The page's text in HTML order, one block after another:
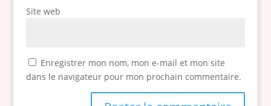
Site web
Enregistrer mon nom, mon e-mail et mon site
dans le navigateur pour mon prochain commentaire.